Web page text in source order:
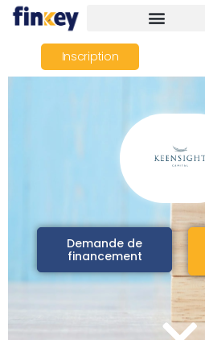
Inscription
Demande de
financement